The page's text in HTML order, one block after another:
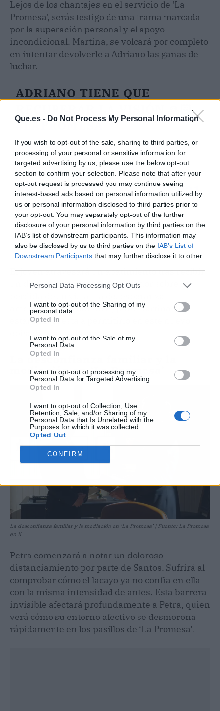
Que.es - Do Not Process My Personal Information
If you wish to opt-out of the sale, sharing to third parties, or
processing of your personal or sensitive information for
targeted advertising by us, please use the below opt-out
section to confirm your selection. Please note that after your
opt-out request is processed you may continue seeing
interest-based ads based on personal information utilized by
us or personal information disclosed to third parties prior to
your opt-out. You may separately opt-out of the further
disclosure of your personal information by third parties on the
IAB’s list of downstream participants. This information may
also be disclosed by us to third parties on the IAB’s List of
Downstream Participants that may further disclose it to other
Personal Data Processing Opt Outs
I want to opt-out of the Sharing of my
personal data.
Opted In
I want to opt-out of the Sale of my
Personal Data.
Opted In
I want to opt-out of processing my
Personal Data for Targeted Advertising.
Opted In
I want to opt-out of Collection, Use,
Retention, Sale, and/or Sharing of my
Personal Data that Is Unrelated with the
Purposes for which it was collected.
Opted Out
CONFIRM
Lejos de los chantajes en el servicio de 'La
Promesa', serás testigo de una trama marcada
por la superación personal y el apoyo
incondicional. Martina, se volcará por completo
en intentar devolverle a Adriano las ganas de
luchar.
ADRIANO TIENE QUE
RECUPERAR LA VISIÓN 🙏🏻
#LAPROMESA
⭕
HTTPS://T.CO/EE7X3M57X5
PIC.TWITTER.COM/TARKH21
AJN
— La Promesa (@lapromesa_tve)May 8,
2026
El joven atravesará un abatimiento tras recibir
un diagnóstico médico devastador sobre la
amenazará con hundirlo, pero Martina no
estará dispuesta a permitirlo en este nuevo
episodio de ‘La Promesa’.
La desconfianza familiar y la
mediación en ‘La Promesa’
La desconfianza familiar y la mediación en ‘La Promesa’ | Fuente: La Promesa
en X
Petra comenzará a notar un doloroso
distanciamiento por parte de Santos. Sufrirá al
comprobar cómo el lacayo ya no confía en ella
con la misma intensidad de antes. Esta barrera
invisible afectará profundamente a Petra, quien
verá cómo su entorno afectivo se desmorona
rápidamente en los pasillos de ‘La Promesa’.